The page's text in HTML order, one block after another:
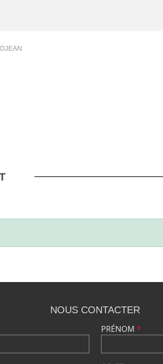
NOUS CONTACTER
PRÉNOM *